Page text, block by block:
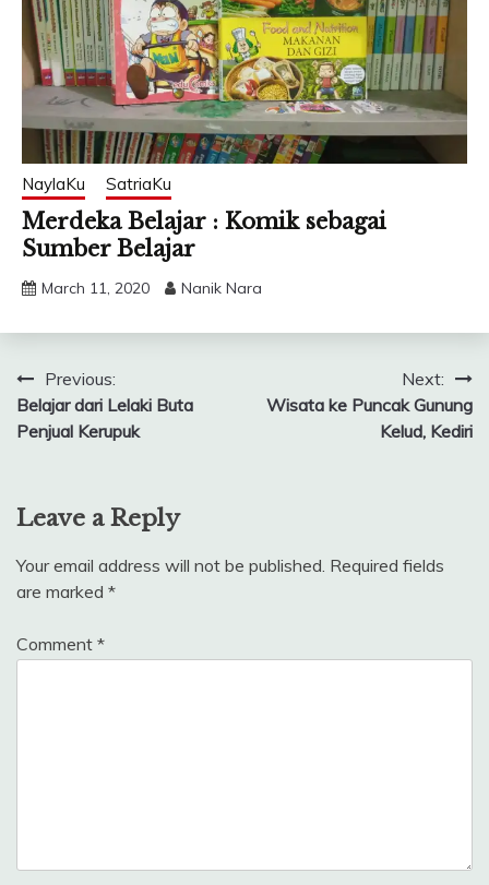
NaylaKu SatriaKu
Merdeka Belajar : Komik sebagai
Sumber Belajar
March 11, 2020 Nanik Nara
Post
navigation
Previous:
Belajar dari Lelaki Buta
Penjual Kerupuk
Next:
Wisata ke Puncak Gunung
Kelud, Kediri
Leave a Reply
Your email address will not be published. Required fields
are marked *
Comment *